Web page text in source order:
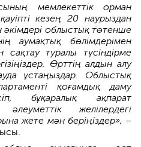
мемлекеттік орман
кезең 20 наурыздан
әкімдері облыстық төтенше
аумақтық бөлімдерімен
сақтау туралы түсіндірме
Өрттің алдын алу
ұстаңыздар. Облыстық
қоғамдық даму
бұқаралық ақпарат
желілердегі
жете мән беріңіздер», –